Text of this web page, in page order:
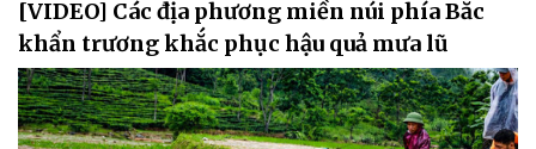
[VIDEO] Các địa phương miền núi phía Bắc
khẩn trương khắc phục hậu quả mưa lũ